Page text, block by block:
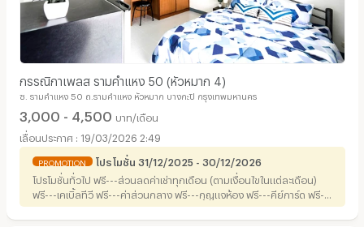
กรรณิกาเพลส รามคำแหง 50 (หัวหมาก 4)
ซ. รามคำแหง 50 ถ.รามคำแหง หัวหมาก บางกะปิ กรุงเทพมหานคร
3,000 - 4,500 บาท/เดือน
19/03/2026 2:49
PROMOTION โปรโมชั่น 31/12/2025 - 30/12/2026
โปรโมชั่นทั่วไป ฟรี---ส่วนลดค่าเช่าทุกเดือน (ตามเงื่อนไขในแต่ละเดือน)
ฟรี---เคเบิ้ลทีวี ฟรี---ค่าส่วนกลาง ฟรี---กุญแจห้อง ฟรี---คีย์การ์ด ฟรี---
ค่าขยะ ฟรี---จอดรถมอเตอร์ไซค์ จ่าย 50% "WIFI" เร็ว แรง ทั่วทั้งตึก Wifi
3BB 30 วัน ปกติ 400.- ลด 50% เหลือเพียง 200.- Wifi 3BB 15 วัน